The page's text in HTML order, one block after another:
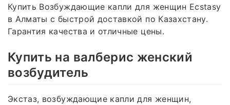
Купить Возбуждающие капли для женщин Ecstasy
в Алматы с быстрой доставкой по Казахстану.
Гарантия качества и отличные цены.
Купить на валберис женский
возбудитель
Экстаз, возбуждающие капли для женщин,